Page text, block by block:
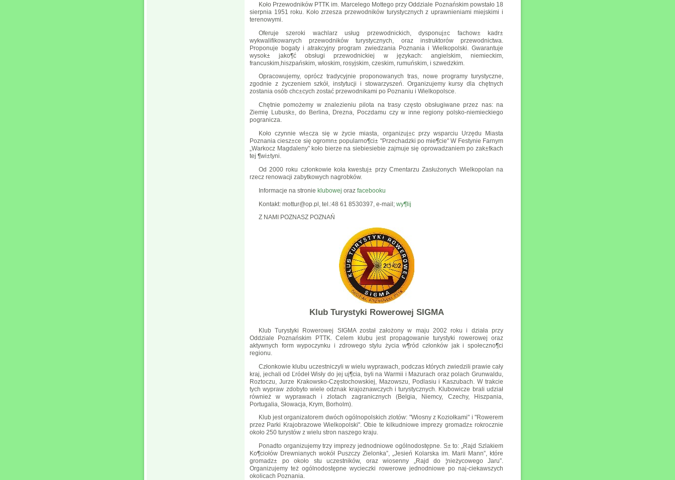
Koło Przewodników PTTK im. Marcelego Mottego przy Oddziale Poznańskim powstało 18
sierpnia 1951 roku. Koło zrzesza przewodników turystycznych z uprawnieniami miejskimi i
terenowymi.
Oferuje szeroki wachlarz usług przewodnickich, dysponuj±c fachow± kadr±
wykwalifikowanych przewodników turystycznych, oraz instruktorów przewodnictwa.
Proponuje bogaty i atrakcyjny program zwiedzania Poznania i Wielkopolski. Gwarantuje
wysok± jako¶ć obsługi przewodnickiej w językach: angielskim, niemieckim,
francuskim,hiszpańskim, włoskim, rosyjskim, czeskim, rumuńskim, i szwedzkim.
Opracowujemy, oprócz tradycyjnie proponowanych tras, nowe programy turystyczne,
zgodnie z życzeniem szkół, instytucji i stowarzyszeń. Organizujemy kursy dla chętnych
zostania osób chc±cych zostać przewodnikami po Poznaniu i Wielkopolsce.
Chętnie pomożemy w znalezieniu pilota na trasy często obsługiwane przez nas: na
Ziemię Lubusk±, do Berlina, Drezna, Poczdamu czy w inne regiony polsko-niemieckiego
pogranicza.
Koło czynnie wł±cza się w życie miasta, organizuj±c przy wsparciu Urzędu Miasta
Poznania ciesz±ce się ogromn± popularno¶ci± "Przechadzki po mie¶cie" W Festynie Farnym
„Warkocz Magdaleny” koło bierze na siebiesiebie zajmuje się oprowadzaniem po zak±tkach
tej ¶wi±tyni.
Od 2000 roku członkowie koła kwestuj± przy Cmentarzu Zasłużonych Wielkopolan na
rzecz renowacji zabytkowych nagrobków.
Informacje na stronie klubowej oraz facebooku
Kontakt: mottur@op.pl, tel.:48 61 8530397, e-mail; wy¶lij
Z NAMI POZNASZ POZNAŃ
Klub Turystyki Rowerowej SIGMA
Klub Turystyki Rowerowej SIGMA został założony w maju 2002 roku i działa przy
Oddziale Poznańskim PTTK. Celem klubu jest propagowanie turystyki rowerowej oraz
aktywnych form wypoczynku i zdrowego stylu życia w¶ród członków jak i społeczno¶ci
regionu.
Członkowie klubu uczestniczyli w wielu wyprawach, podczas których zwiedzili prawie cały
kraj, jechali od Ľródeł Wisły do jej uj¶cia, byli na Warmii i Mazurach oraz polach Grunwaldu,
Roztoczu, Jurze Krakowsko-Częstochowskiej, Mazowszu, Podlasiu i Kaszubach. W trakcie
tych wypraw zdobyto wiele odznak krajoznawczych i turystycznych. Klubowicze brali udział
również w wyprawach i zlotach zagranicznych (Belgia, Niemcy, Czechy, Hiszpania,
Portugalia, Słowacja, Krym, Borholm).
Klub jest organizatorem dwóch ogólnopolskich zlotów: "Wiosny z Koziołkami" i "Rowerem
przez Parki Krajobrazowe Wielkopolski". Obie te kilkudniowe imprezy gromadz± rokrocznie
około 250 turystów z wielu stron naszego kraju.
Ponadto organizujemy trzy imprezy jednodniowe ogólnodostępne. S± to: „Rajd Szlakiem
Ko¶ciołów Drewnianych wokół Puszczy Zielonka”, „Jesień Kolarska im. Marii Mann”, które
gromadz± po około stu uczestników, oraz wiosenny „Rajd do ¦nieżycowego Jaru”.
Organizujemy też ogólnodostępne wycieczki rowerowe jednodniowe po naj-ciekawszych
okolicach Poznania.